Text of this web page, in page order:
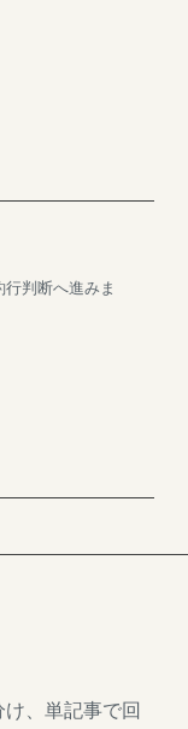
判断へ進みま
、単記事で回